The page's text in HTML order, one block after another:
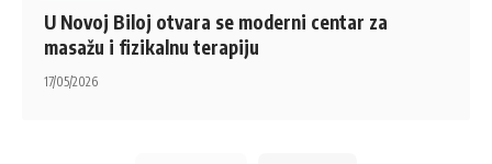
U Novoj Biloj otvara se moderni centar za
masažu i fizikalnu terapiju
17/05/2026